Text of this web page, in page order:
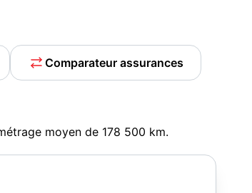
Comparateur assurances
moyen de 178 500 km.